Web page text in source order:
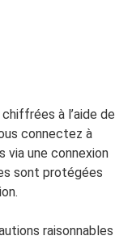
à l’aide de
connectez à
via une connexion
sont protégées
raisonnables